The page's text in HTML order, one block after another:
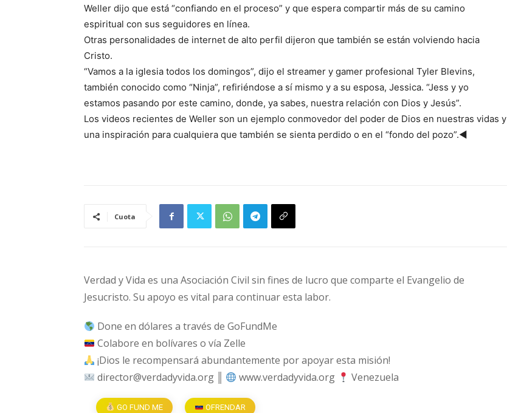
Weller dijo que está “confiando en el proceso” y que espera compartir más de su camino
espiritual con sus seguidores en línea.
Otras personalidades de internet de alto perfil dijeron que también se están volviendo hacia
Cristo.
“Vamos a la iglesia todos los domingos”, dijo el streamer y gamer profesional Tyler Blevins,
también conocido como “Ninja”, refiriéndose a sí mismo y a su esposa, Jessica. “Jess y yo
estamos pasando por este camino, donde, ya sabes, nuestra relación con Dios y Jesús”.
Los videos recientes de Weller son un ejemplo conmovedor del poder de Dios en nuestras vidas y
una inspiración para cualquiera que también se sienta perdido o en el “fondo del pozo”.◄
Cuota
Verdad y Vida es una Asociación Civil sin fines de lucro que comparte el Evangelio de
Jesucristo. Su apoyo es vital para continuar esta labor.
Done en dólares a través de GoFundMe
Colabore en bolívares o vía Zelle
¡Dios le recompensará abundantemente por apoyar esta misión!
director@verdadyvida.org ║
www.verdadyvida.org Venezuela
GO FUND ME OFRENDAR